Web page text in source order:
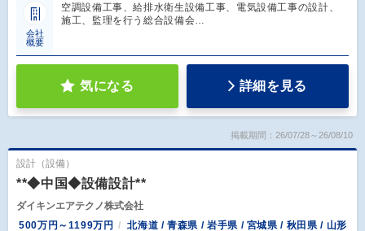
会社
概要
空調設備工事、給排水衛生設備工事、電気設備工事の設計、
施工、監理を行う総合設備会…
気になる 詳細を見る
掲載期間：26/07/28～26/08/10
設計（設備）
**◆中国◆設備設計**
ダイキンエアテクノ株式会社
500万円～1199万円
北海道 / 青森県 / 岩手県 / 宮城県 / 秋田県 / 山形